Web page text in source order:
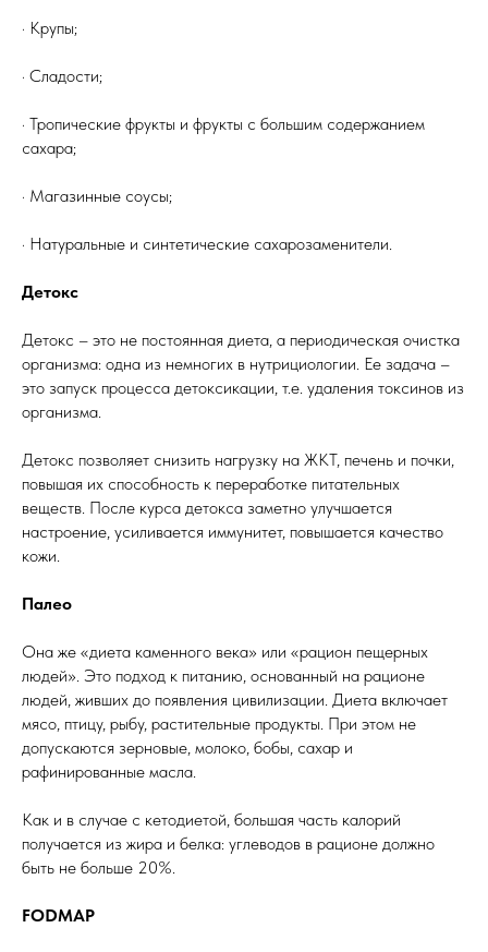
· Крупы;
· Сладости;
· Тропические фрукты и фрукты с большим содержанием
сахара;
· Магазинные соусы;
· Натуральные и синтетические сахарозаменители.
Детокс
Детокс – это не постоянная диета, а периодическая очистка
организма: одна из немногих в нутрициологии. Ее задача –
это запуск процесса детоксикации, т.е. удаления токсинов из
организма.
Детокс позволяет снизить нагрузку на ЖКТ, печень и почки,
повышая их способность к переработке питательных
веществ. После курса детокса заметно улучшается
настроение, усиливается иммунитет, повышается качество
кожи.
Палео
Она же «диета каменного века» или «рацион пещерных
людей». Это подход к питанию, основанный на рационе
людей, живших до появления цивилизации. Диета включает
мясо, птицу, рыбу, растительные продукты. При этом не
допускаются зерновые, молоко, бобы, сахар и
рафинированные масла.
Как и в случае с кетодиетой, большая часть калорий
получается из жира и белка: углеводов в рационе должно
быть не больше 20%.
FODMAP